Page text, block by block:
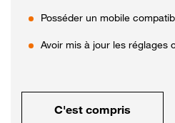
Posséder un mobile
Avoir mis à jour les réglages
C'est compris